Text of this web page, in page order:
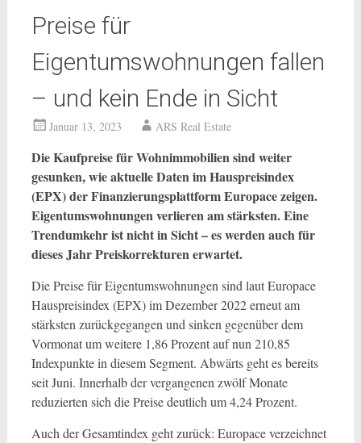
Preise für
Eigentumswohnungen fallen
– und kein Ende in Sicht
Januar 13, 2023 ARS Real Estate
Die Kaufpreise für Wohnimmobilien sind weiter
gesunken, wie aktuelle Daten im Hauspreisindex
(EPX) der Finanzierungsplattform Europace zeigen.
Eigentumswohnungen verlieren am stärksten. Eine
Trendumkehr ist nicht in Sicht – es werden auch für
dieses Jahr Preiskorrekturen erwartet.
Die Preise für Eigentumswohnungen sind laut Europace
Hauspreisindex (EPX) im Dezember 2022 erneut am
stärksten zurückgegangen und sinken gegenüber dem
Vormonat um weitere 1,86 Prozent auf nun 210,85
Indexpunkte in diesem Segment. Abwärts geht es bereits
seit Juni. Innerhalb der vergangenen zwölf Monate
reduzierten sich die Preise deutlich um 4,24 Prozent.
Auch der Gesamtindex geht zurück: Europace verzeichnet